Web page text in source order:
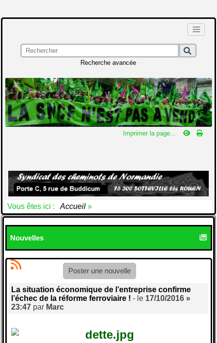
Recherche avancée
Imprimer la page...
Vous êtes ici : Accueil »
Nouvelles
Poster une nouvelle
La situation économique de l’entreprise confirme
l’échec de la réforme ferroviaire ! - le 17/10/2016 »
23:47par Marc